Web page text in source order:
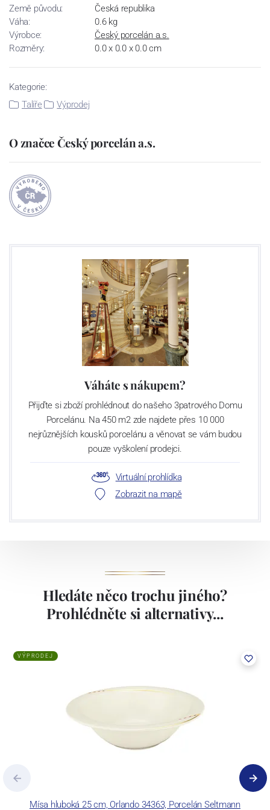
Země původu:
Česká republika
Váha:
0.6 kg
Výrobce:
Český porcelán a.s.
Rozměry:
0.0 x 0.0 x 0.0 cm
Kategorie:
Talíře
Výprodej
O značce Český porcelán a.s.
Váháte s nákupem?
Přijďte si zboží prohlédnout do našeho 3patrového Domu
Porcelánu. Na 450 m2 zde najdete přes 10 000
nejrůznějších kousků porcelánu a věnovat se vám budou
pouze vyškolení prodejci.
Virtuální prohlídka
Zobrazit na mapě
Hledáte něco trochu jiného?
Prohlédněte si alternativy...
Mísa hluboká 25 cm, Orlando 34363, Porcelán Seltmann
VÝPRODEJ